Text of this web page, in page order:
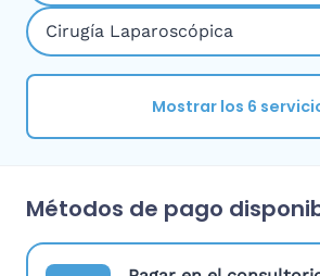
Cirugía Laparoscópica
Mostrar los 6
Métodos de pago